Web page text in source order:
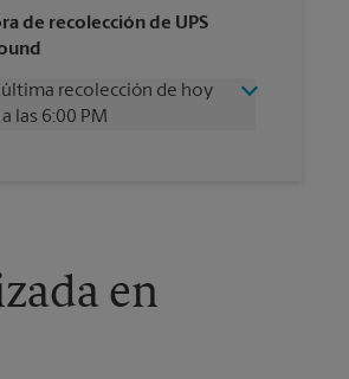
6:00 PM
2:00 PM
Sin Recolección
de recolección de UPS
última recolección de hoy
a las 6:00 PM
6:00 PM
en